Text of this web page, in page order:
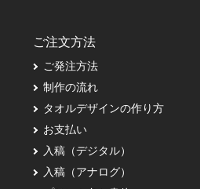
ご注文方法
ご発注方法
制作の流れ
タオルデザインの作り方
お支払い
入稿（デジタル）
入稿（アナログ）